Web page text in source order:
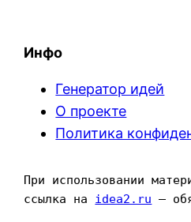
Инфо
Генератор идей
О проекте
Политика
При использовании
ссылка на idea2.ru —